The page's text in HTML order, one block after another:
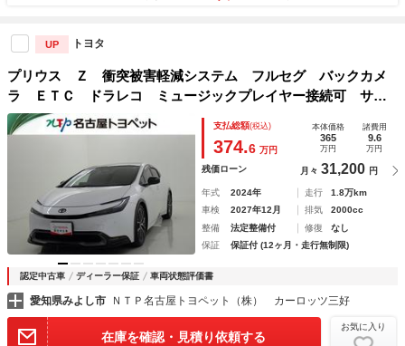
UP トヨタ
プリウス Ｚ 衝突被害軽減システム フルセグ バックカメ
ラ ＥＴＣ ドラレコ ミュージックプレイヤー接続可 サン
ルーフ 電動シート オートクルーズコントロール ＬＥＤヘ
ッドランプ スマートキー キーレス
支払総額(税込)
374.6 万円
本体価格
365
万円
諸費用
9.6
万円
残価ローン 月々 31,200 円
年式 2024年 走行
1.8万km
車検
2027年12月 排気
2000cc
整備
法定整備付 修復
なし
保証
保証付 (12ヶ月・走行無制限)
認定中古車 ディーラー保証 車両状態評価書
愛知県みよし市 ＮＴＰ名古屋トヨペット（株） カーロッツ三好
在庫を確認・見積り依頼する
お気に入り